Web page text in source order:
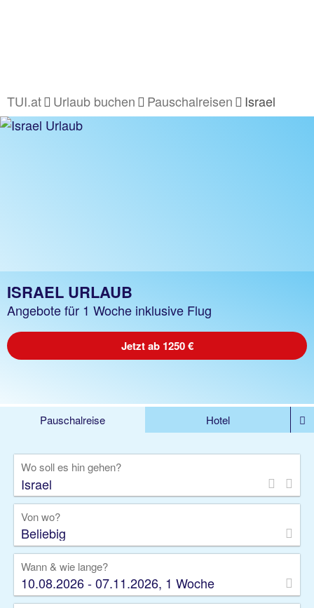
TUI.at Urlaub buchen Pauschalreisen Israel
ISRAEL URLAUB
Angebote für 1 Woche inklusive Flug
Jetzt ab 1250 €
Pauschalreise
Hotel
Rundreise
Kreuzfahrt
Gruppenreise
Camper Privattransfer
Wo soll es hin gehen?
Von wo?
Beliebig
Wann & wie lange?
10.08.2026 - 07.11.2026, 1 Woche